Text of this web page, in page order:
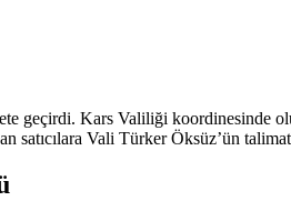
geçirdi. Kars Valiliği koordinesinde
satıcılara Vali Türker Öksüz’ün